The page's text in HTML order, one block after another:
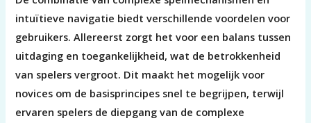
intuïtieve navigatie biedt verschillende voordelen voor
gebruikers. Allereerst zorgt het voor een balans tussen
uitdaging en toegankelijkheid, wat de betrokkenheid
van spelers vergroot. Dit maakt het mogelijk voor
novices om de basisprincipes snel te begrijpen, terwijl
ervaren spelers de diepgang van de complexe